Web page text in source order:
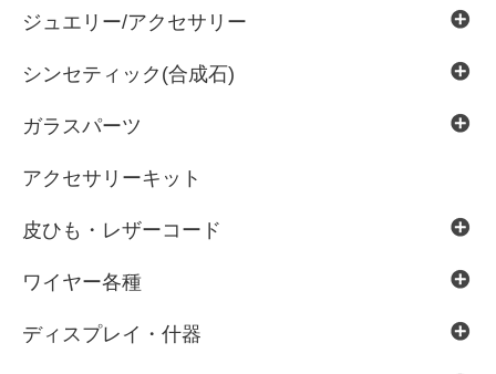
ジュエリー/アクセサリー
シンセティック(合成石)
ガラスパーツ
アクセサリーキット
皮ひも・レザーコード
ワイヤー各種
ディスプレイ・什器